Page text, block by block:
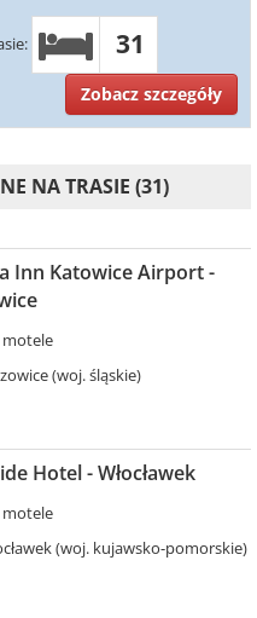
31
Zobacz szczegóły
NA TRASIE (31)
Inn Katowice Airport -
(woj. śląskie)
Hotel - Włocławek
(woj. kujawsko-pomorskie)